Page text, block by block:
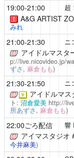
19:00-21:00 超
！ A&G ARTIST
みれ
21:00-21:30 ニ
アイドルマスタ
p://live.nicovideo.jp/
ずさ, 麻倉もも)
21:30-21:50 ニ
￥ アイドルマス
ト: 沼倉愛美 http://
所あずさ, 麻倉もも)
22:00ごろ配信 響
アイマスタジオ
今井麻美)